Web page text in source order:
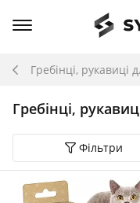
Гребінці, рукавиці
Гребінці,
Фільтри